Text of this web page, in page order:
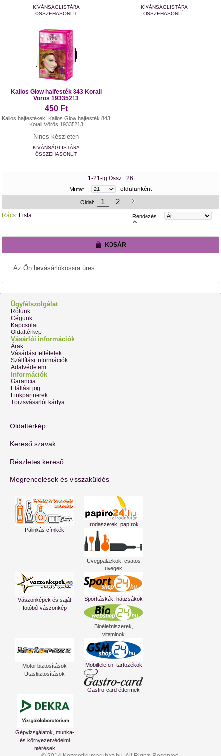
KÍVÁNSÁGLISTÁRA
ÖSSZEHASONLÍT
KÍVÁNSÁGLISTÁRA
ÖSSZEHASONLÍT
Kallos Glow hajfesték 843 Korall
Vörös 19335213
450 Ft
Kallos hajfestékek, Kallos Glow hajfesték 843
Korall Vörös 19335213
Nincs készleten
KÍVÁNSÁGLISTÁRA
ÖSSZEHASONLÍT
1-21-ig Össz.: 26
Mutat
oldalanként
Oldal: 1 2
Rács Lista Rendezés
KOSÁR
Az Ön bevásárlókosara üres.
Ügyfélszolgálat
Rólunk
Cégünk
Kapcsolat
Oldaltérkép
Vásárlói információk
Árak
Vásárlási feltételek
Szállítási információk
Adatvédelem
Információk
Garancia
Elállási jog
Linkpartnerek
Törzsvásárlói kártya
Oldaltérkép
Kereső szavak
Részletes kereső
Megrendelések és visszaküldés
Pálinkás címkék
Irodaszerek, papírok
Üvegpalackok, csatos
üvegek
Vászonképek és saját
fotóból vászonkép
Sporttáskák, hátizsákok
Bioélelmiszerek,
vitaminok
Motor biztosítások
Utasbiztosítások
Mobiltelefon, tartozékok
Gastro-card éttermek
Gépvizsgálatok, munka-
és környezetvédelmi
mérések